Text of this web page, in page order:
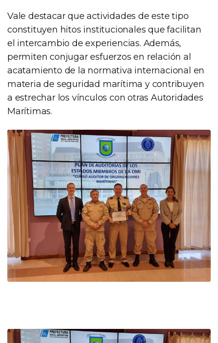
Vale destacar que actividades de este tipo
constituyen hitos institucionales que facilitan
el intercambio de experiencias. Además,
permiten conjugar esfuerzos en relación al
acatamiento de la normativa internacional en
materia de seguridad marítima y contribuyen
a estrechar los vínculos con otras Autoridades
Marítimas.